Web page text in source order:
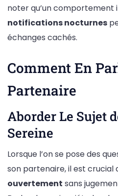
noter qu’un comportement
notifications nocturnes
échanges cachés.
Comment En
Partenaire
Aborder Le Sujet
Sereine
Lorsque l’on se pose des
son partenaire, il est crucial
ouvertement sans